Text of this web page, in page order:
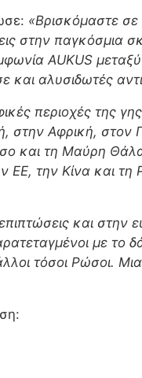
«Βρισκόμαστε σε
στην παγκόσμια
AUKUS
και αλυσιδωτές
περιοχές της
στην Αφρική, στον
και τη Μαύρη
την Κίνα και τη
και στην
με
τόσοι Ρώσοι. Μια